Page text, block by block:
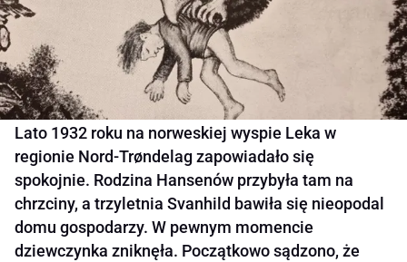
Lato 1932 roku na norweskiej wyspie Leka w
regionie Nord-Trøndelag zapowiadało się
spokojnie. Rodzina Hansenów przybyła tam na
chrzciny, a trzyletnia Svanhild bawiła się nieopodal
domu gospodarzy. W pewnym momencie
dziewczynka zniknęła. Początkowo sądzono, że